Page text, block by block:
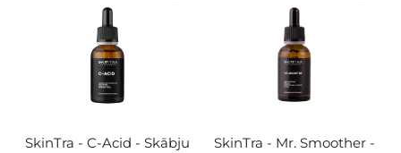
SkinTra - C-Acid - Skābju
SkinTra - Mr. Smoother -